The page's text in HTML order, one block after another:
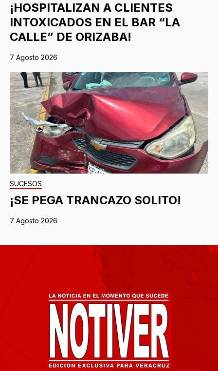
¡HOSPITALIZAN A CLIENTES
INTOXICADOS EN EL BAR “LA
CALLE” DE ORIZABA!
7 Agosto 2026
SUCESOS
¡SE PEGA TRANCAZO SOLITO!
7 Agosto 2026